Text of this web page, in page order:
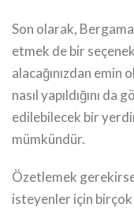
Son olarak,
etmek de bir
alacağınızdan emin
nasıl yapıldığını
edilebilecek bir
mümkündür.
Özetlemek
isteyenler için